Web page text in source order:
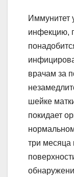
Иммунитет
инфекцию,
врачам за
шейке
покидает
три месяца